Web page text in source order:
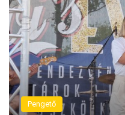
Pengető